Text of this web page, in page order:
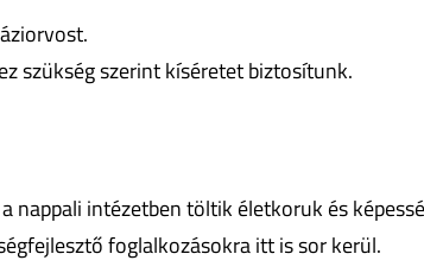
szükség szerint kíséretet biztosítunk.
nappali intézetben töltik életkoruk és
foglalkozásokra itt is sor kerül.